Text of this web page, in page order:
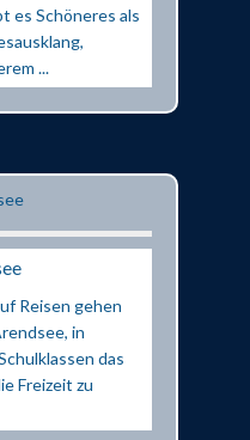
es Schöneres als
...
Reisen gehen
in
das
Freizeit zu